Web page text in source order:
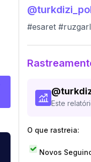
@
#esaret
@
Este
O que rastreia:
Novos